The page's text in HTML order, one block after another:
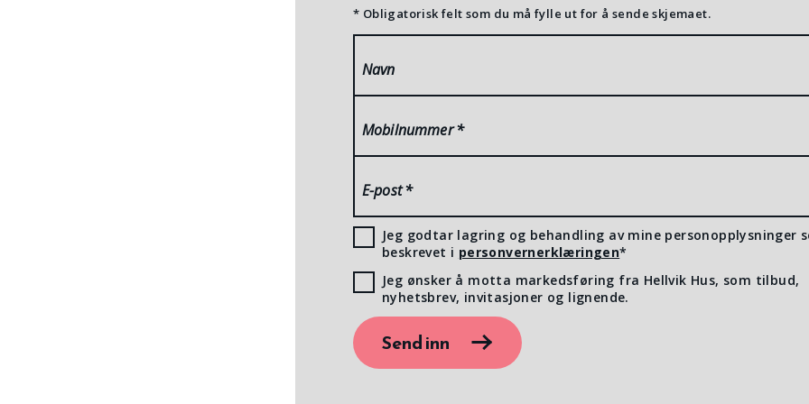
* Obligatorisk felt som du må fylle ut for å sende skjemaet.
Navn
Mobilnummer*
E-post*
Jeg godtar lagring og behandling av mine personopplysninger
beskrevet i personvernerklæringen*
Jeg ønsker å motta markedsføring fra Hellvik Hus, som tilbud,
nyhetsbrev, invitasjoner og lignende.
Send inn